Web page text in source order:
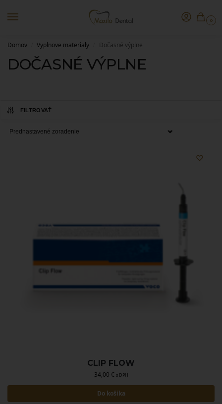
0
Domov Vyplnove materialy Dočasné výplne
DOČASNÉ VÝPLNE
FILTROVAŤ
CLIP FLOW
34,00 € s DPH
Do košíka